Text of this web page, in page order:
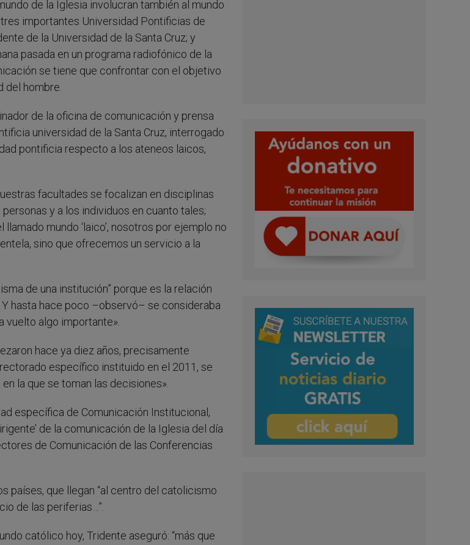
de la Iglesia involucran también al mundo
importantes Universidad Pontificias de
de la Universidad de la Santa Cruz; y
pasada en un programa radiofónico de la
se tiene que confrontar con el objetivo
del hombre.
de la oficina de comunicación y prensa
universidad de la Santa Cruz, interrogado
pontificia respecto a los ateneos laicos,
facultades se focalizan en disciplinas
y a los individuos en cuanto tales;
mundo ‘laico’, nosotros por ejemplo no
sino que ofrecemos un servicio a la
de una institución” porque es la relación
hasta hace poco –observó– se consideraba
vuelto algo importante».
hace ya diez años, precisamente
específico instituido en el 2011, se
la que se toman las decisiones».
específica de Comunicación Institucional,
de la comunicación de la Iglesia del día
de Comunicación de las Conferencias
países, que llegan “al centro del catolicismo
de las periferias…”.
católico hoy, Tridente aseguró: “más que